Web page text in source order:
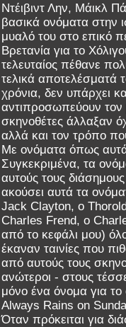
Ντέιβιντ Λην, Μάικλ
βασικά ονόματα στην
μυαλό του στο επικό
Βρετανία για το
τελευταίος πέθανε
τελικά αποτελέσματά
χρόνια, δεν υπάρχει
αντιπροσωπεύουν τον
σκηνοθέτες άλλαξαν
αλλά και τον τρόπο
Με ονόματα όπως
Συγκεκριμένα, τα
αυτούς τους
ακούσει αυτά τα
Jack Clayton, ο
Charles Frend, ο
από το κεφάλι μου)
έκαναν ταινίες που
από αυτούς τους
ανώτεροι - στους
μόνο ένα όνομα για
Always Rains on
Όταν πρόκειται για